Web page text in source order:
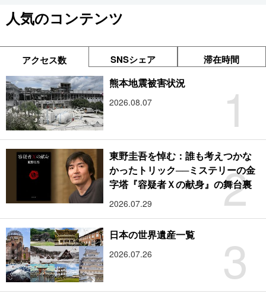
人気のコンテンツ
アクセス数 SNSシェア 滞在時間
1
熊本地震被害状況
2026.08.07
2
東野圭吾を悼む：誰も考えつかな
かったトリック──ミステリーの金
字塔『容疑者Ｘの献身』の舞台裏
2026.07.29
3
日本の世界遺産一覧
2026.07.26